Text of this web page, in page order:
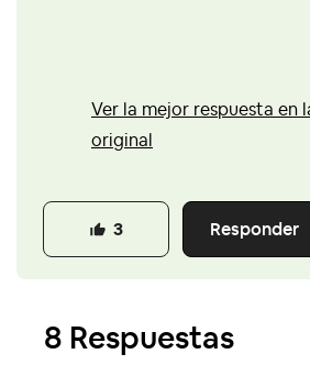
Ver la mejor respuesta en
original
Responder
3
8 Respuestas